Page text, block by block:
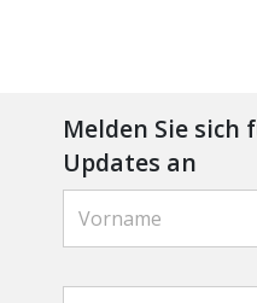
Melden Sie sich
Updates an